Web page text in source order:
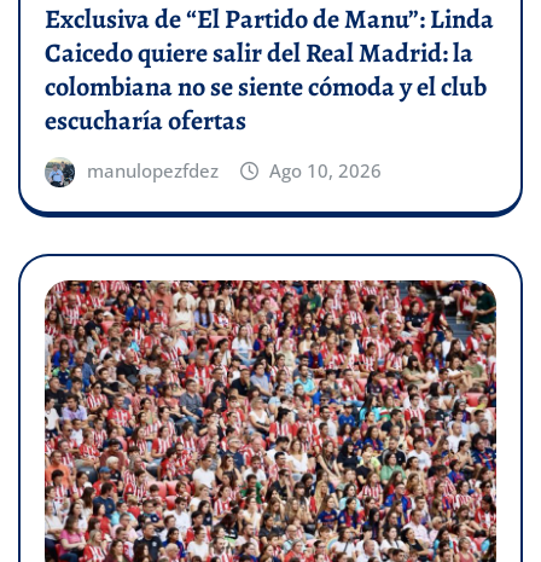
Exclusiva de “El Partido de Manu”: Linda
Caicedo quiere salir del Real Madrid: la
colombiana no se siente cómoda y el club
escucharía ofertas
manulopezfdez Ago 10, 2026